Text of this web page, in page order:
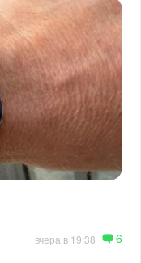
вчера в 19:38 6